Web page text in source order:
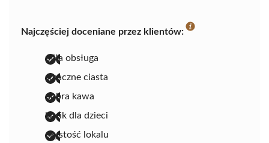
Najczęściej doceniane przez klientów:
miła obsługa
smaczne ciasta
dobra kawa
kącik dla dzieci
czystość lokalu